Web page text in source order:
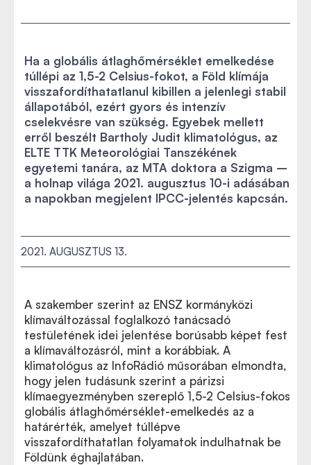
Ha a globális átlaghőmérséklet emelkedése
túllépi az 1,5-2 Celsius-fokot, a Föld klímája
visszafordíthatatlanul kibillen a jelenlegi stabil
állapotából, ezért gyors és intenzív
cselekvésre van szükség. Egyebek mellett
erről beszélt Bartholy Judit klimatológus, az
ELTE TTK Meteorológiai Tanszékének
egyetemi tanára, az MTA doktora a Szigma –
a holnap világa 2021. augusztus 10-i adásában
a napokban megjelent IPCC-jelentés kapcsán.
2021. AUGUSZTUS 13.
A szakember szerint az ENSZ kormányközi
klímaváltozással foglalkozó tanácsadó
testületének idei jelentése borúsabb képet fest
a klímaváltozásról, mint a korábbiak. A
klimatológus az InfoRádió műsorában elmondta,
hogy jelen tudásunk szerint a párizsi
klímaegyezményben szereplő 1,5-2 Celsius-fokos
globális átlaghőmérséklet-emelkedés az a
határérték, amelyet túllépve
visszafordíthatatlan folyamatok indulhatnak be
Földünk éghajlatában.